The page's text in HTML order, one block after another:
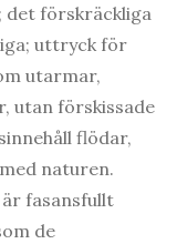
det förskräckliga
uttryck för
utarmar,
utan förskissade
flödar,
naturen.
fasansfullt
de